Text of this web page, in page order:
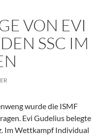
VON EVI G
SSC IM S
wurde die ISMF
Evi Gudelius belegte
Im Wettkampf Individual